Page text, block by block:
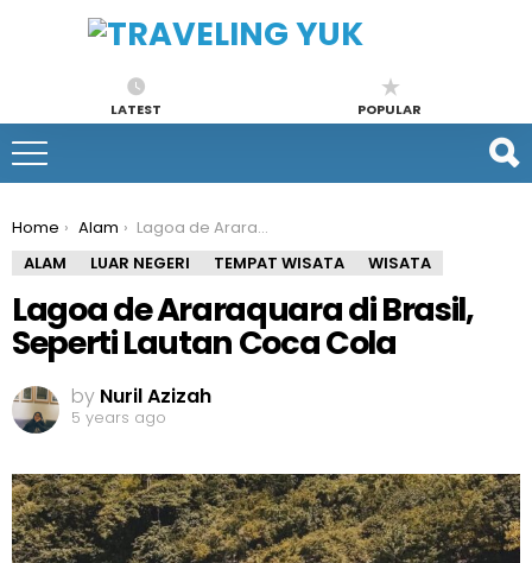
LATEST POPULAR
You are here:
Home Alam
Lagoa de Araraquara di Brasil, Seperti Lautan Coca Cola
ALAM
LUAR NEGERI TEMPAT WISATA WISATA
Lagoa de Araraquara di Brasil,
Seperti Lautan Coca Cola
by Nuril Azizah
5 years ago